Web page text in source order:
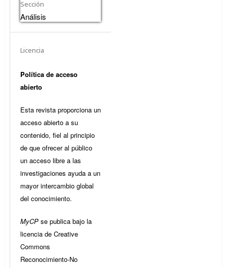
Sección
Análisis
Licencia
Política de acceso
abierto
Esta revista proporciona un
acceso abierto a su
contenido, fiel al principio
de que ofrecer al público
un acceso libre a las
investigaciones ayuda a un
mayor intercambio global
del conocimiento.
MyCP se publica bajo la
licencia de Creative
Commons
Reconocimiento-No